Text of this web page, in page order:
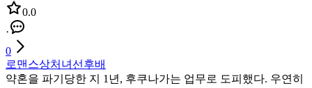
0.0
·
0
로맨스상처녀 선후배
약혼을 파기당한 지 1년, 후쿠나가는 업무로 도피했다. 우연히